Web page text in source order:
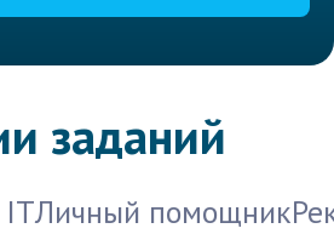
заданий
ITЛичный помощник